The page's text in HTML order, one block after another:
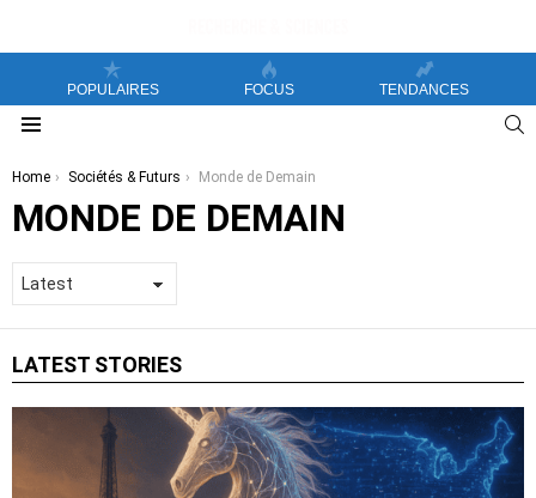
POPULAIRES FOCUS TENDANCES
You are here:
Home Sociétés & Futurs Monde de Demain
MONDE DE DEMAIN
LATEST STORIES